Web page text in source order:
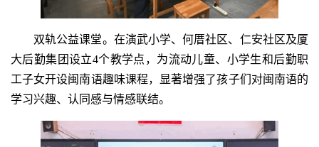
双轨公益课堂。在演武小学、何厝社区、仁安社区及厦
大后勤集团设立4个教学点，为流动儿童、小学生和后勤职
工子女开设闽南语趣味课程，显著增强了孩子们对闽南语的
学习兴趣、认同感与情感联结。